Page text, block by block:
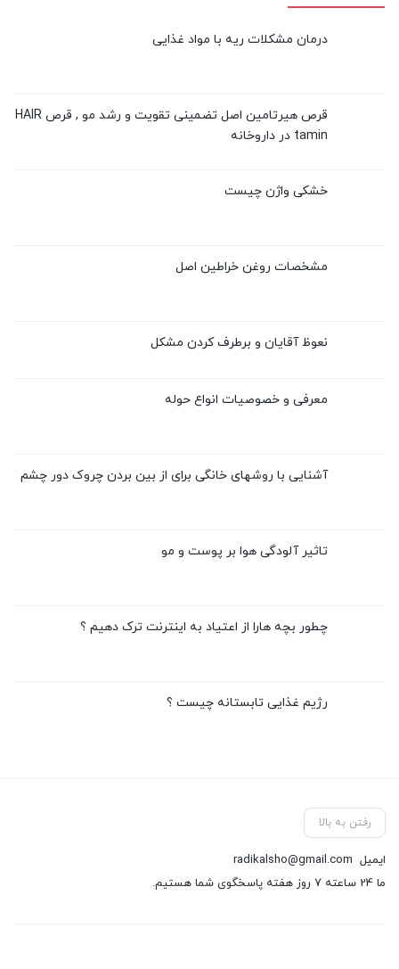
درمان مشکلات ریه با مواد غذایی
قرص هیرتامین اصل تضمینی تقویت و رشد مو , قرص HAIR
tamin در داروخانه
خشکی واژن چیست
مشخصات روغن خراطین اصل
نعوظ آقایان و برطرف کردن مشکل
معرفی و خصوصیات انواع حوله
آشنایی با روشهای خانگی برای از بین بردن چروک دور چشم
تاثیر آلودگی هوا بر پوست و مو
چطور بچه هارا از اعتیاد به اینترنت ترک دهیم ؟
رژیم غذایی تابستانه چیست ؟
رفتن به بالا
ایمیل radikalsho@gmail.com
ما 24 ساعته 7 روز هفته پاسخگوی شما هستیم.